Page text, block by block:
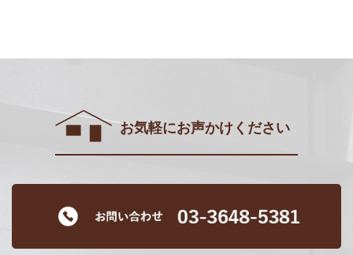
お気軽にお声かけください